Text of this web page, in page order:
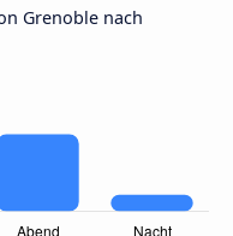
Grenoble nach